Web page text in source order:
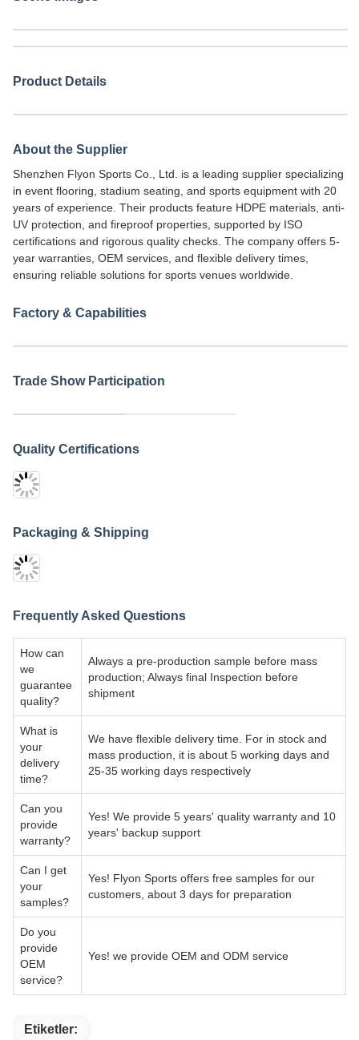
Product Details
About the Supplier
Shenzhen Flyon Sports Co., Ltd. is a leading supplier specializing
in event flooring, stadium seating, and sports equipment with 20
years of experience. Their products feature HDPE materials, anti-
UV protection, and fireproof properties, supported by ISO
certifications and rigorous quality checks. The company offers 5-
year warranties, OEM services, and flexible delivery times,
ensuring reliable solutions for sports venues worldwide.
Factory & Capabilities
Trade Show Participation
Quality Certifications
Packaging & Shipping
Frequently Asked Questions
How can
we
guarantee
quality?
shipment
What is
your
delivery
time?
25-35 working days respectively
Can you
provide
warranty?
Can I get
your
samples?
Do you
provide
OEM
service?
Etiketler:
Çim Koruma Etkinlik Döşeme Dış Mekan